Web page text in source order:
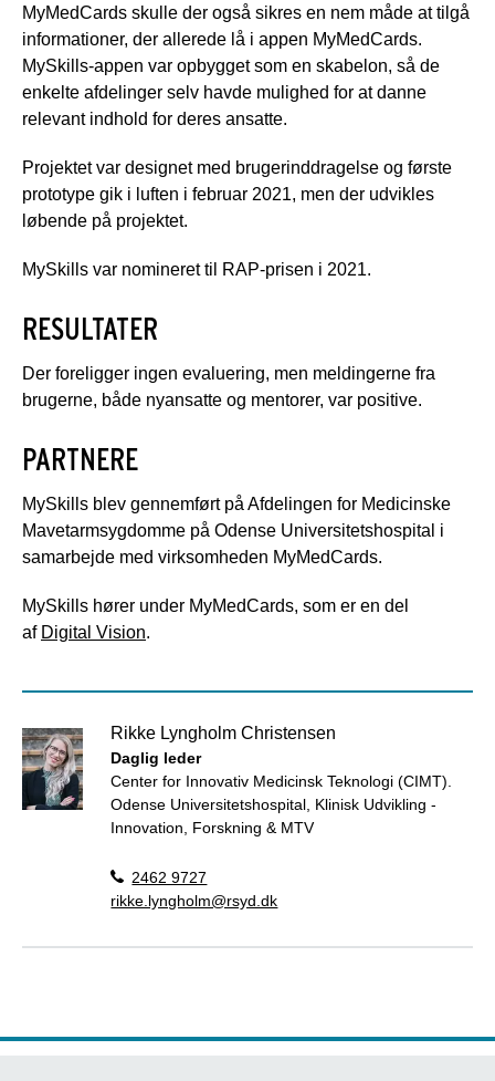
MyMedCards skulle der også sikres en nem måde at tilgå
informationer, der allerede lå i appen MyMedCards.
MySkills-appen var opbygget som en skabelon, så de
enkelte afdelinger selv havde mulighed for at danne
relevant indhold for deres ansatte.
Projektet var designet med brugerinddragelse og første
prototype gik i luften i februar 2021, men der udvikles
løbende på projektet.
MySkills var nomineret til RAP-prisen i 2021.
RESULTATER
Der foreligger ingen evaluering, men meldingerne fra
brugerne, både nyansatte og mentorer, var positive.
PARTNERE
MySkills blev gennemført på Afdelingen for Medicinske
Mavetarmsygdomme på Odense Universitetshospital i
samarbejde med virksomheden MyMedCards.
MySkills hører under MyMedCards, som er en del
af Digital Vision.
Rikke Lyngholm Christensen
Daglig leder
Center for Innovativ Medicinsk Teknologi (CIMT).
Odense Universitetshospital, Klinisk Udvikling -
Innovation, Forskning & MTV
2462 9727
rikke.lyngholm@rsyd.dk